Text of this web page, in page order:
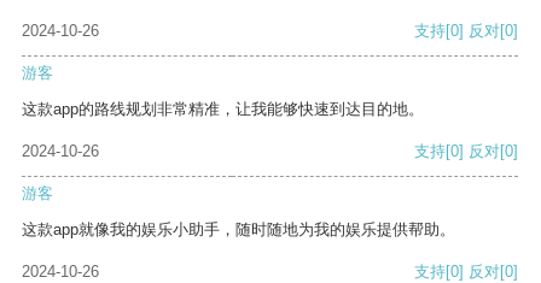
2024-10-26 支持[0] 反对[0]
游客
这款app的路线规划非常精准，让我能够快速到达目的地。
2024-10-26 支持[0] 反对[0]
游客
这款app就像我的娱乐小助手，随时随地为我的娱乐提供帮助。
2024-10-26 支持[0] 反对[0]